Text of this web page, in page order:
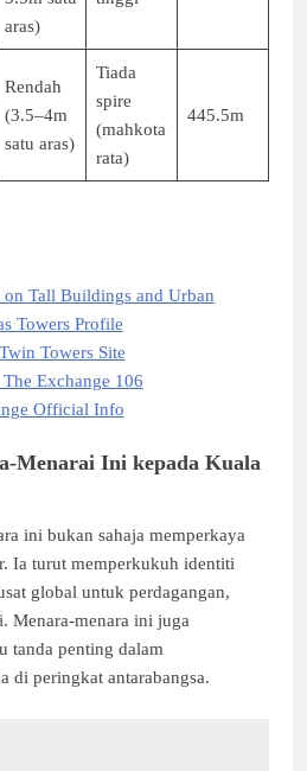
aras)
Rendah
(3.5–4m
satu aras)
Tiada
spire
(mahkota
rata)
445.5m
Tall Buildings and Urban
Towers Profile
Towers Site
Exchange 106
Official Info
Menarai Ini kepada Kuala
ini bukan sahaja memperkaya
Ia turut memperkukuh identiti
global untuk perdagangan,
Menara-menara ini juga
tanda penting dalam
di peringkat antarabangsa.